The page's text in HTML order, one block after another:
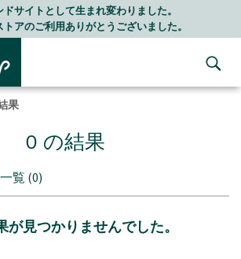
サイトとして生まれ変わりました。
アのご利用ありがとうございました。
果
0 の結果
覧 (0)
が見つかりませんでした。